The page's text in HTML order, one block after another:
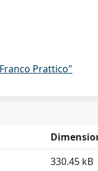
Prattico"
330.45 kB